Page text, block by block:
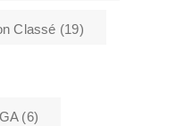
Classé (19)
(6)